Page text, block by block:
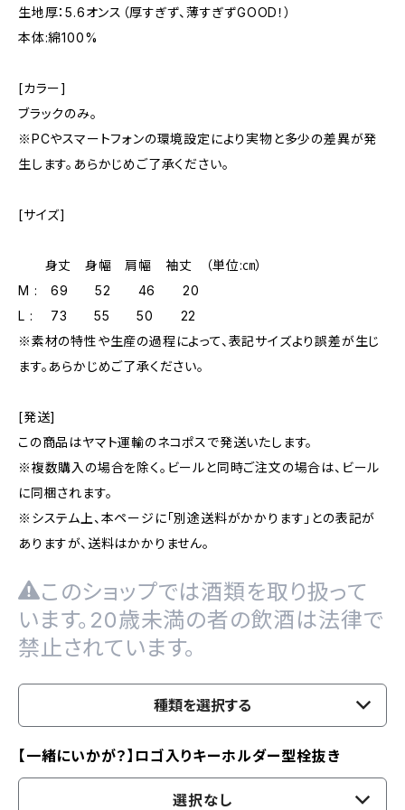
生地厚：5.6オンス（厚すぎず、薄すぎずGOOD！）
本体:綿100%
[カラー]
ブラックのみ。
※PCやスマートフォンの環境設定により実物と多少の差異が発
生します。あらかじめご了承ください。
[サイズ]
身丈 身幅 肩幅 袖丈 （単位:㎝）
M : 69 52 46 20
L : 73 55 50 22
※素材の特性や生産の過程によって、表記サイズより誤差が生じ
ます。あらかじめご了承ください。
[発送]
この商品はヤマト運輸のネコポスで発送いたします。
※複数購入の場合を除く。ビールと同時ご注文の場合は、ビール
に同梱されます。
※システム上、本ページに「別途送料がかかります」との表記が
ありますが、送料はかかりません。
このショップでは酒類を取り扱って
います。20歳未満の者の飲酒は法律で
禁止されています。
種類を選択する
【一緒にいかが？】ロゴ入りキーホルダー型栓抜き
選択なし